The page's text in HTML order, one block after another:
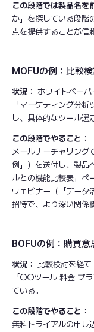
この段階では製品名を
か」を探している段階
点を提供することが信
MOFUの例：比較
状況： ホワイトペー
「マーケティング分
し、具体的なツール選
この段階でやること：
メールナーチャリング
例」）を送付し、製品
ルとの機能比較表」ペ
ウェビナー（「データ
招待で、より深い関係
BOFUの例：購買
状況：
比較検討を経て
「○○ツール 料金 プ
ている。
この段階でやること：
無料トライアルの申し